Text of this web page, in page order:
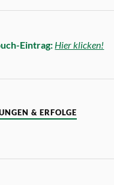
Eintrag: Hier klicken!
& ERFOLGE